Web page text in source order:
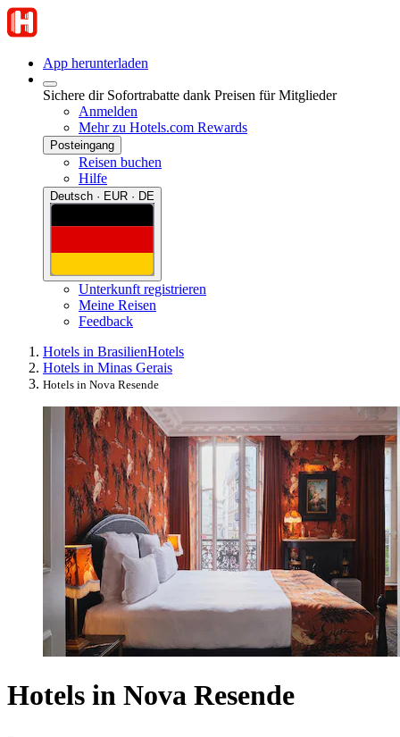
App herunterladen
Sichere dir Sofortrabatte dank Preisen für Mitglieder
Anmelden
Mehr zu Hotels.com Rewards
Posteingang
Reisen buchen
Hilfe
Deutsch · EUR · DE
Unterkunft registrieren
Meine Reisen
Feedback
Hotels in BrasilienHotels
Hotels in Minas Gerais
Hotels in Nova Resende
Hotels in Nova Resende